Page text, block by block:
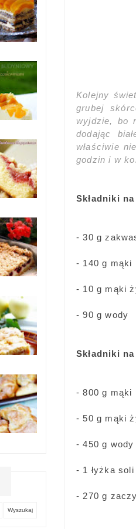
Kolejny
grubej
wyjdzie, bo
dodając
właściwie
godzin i w
Składniki
- 30 g
- 140 g mąki
- 10 g mąki
- 90 g wody
Składniki
- 800 g mąki
- 50 g mąki
- 450 g wody
- 1 łyżka soli
- 270 g